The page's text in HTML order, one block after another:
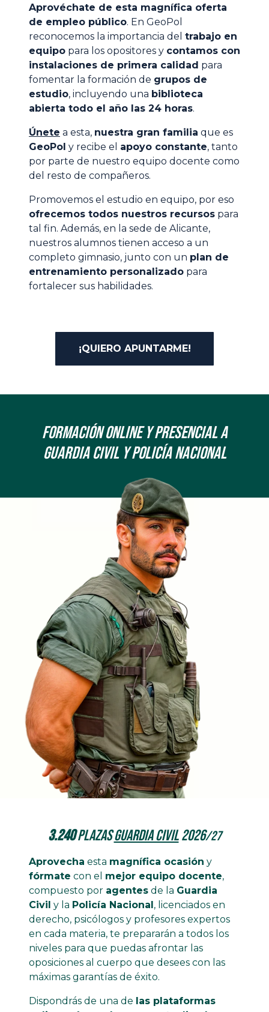
Aprovéchate de esta magnífica oferta
de empleo público. En GeoPol
reconocemos la importancia del trabajo en
equipo para los opositores y contamos con
instalaciones de primera calidad para
fomentar la formación de grupos de
estudio, incluyendo una biblioteca
abierta todo el año las 24 horas.
Únete a esta, nuestra gran familia que es
GeoPol y recibe el apoyo constante, tanto
por parte de nuestro equipo docente como
del resto de compañeros.
Promovemos el estudio en equipo, por eso
ofrecemos todos nuestros recursos para
tal fin. Además, en la sede de Alicante,
nuestros alumnos tienen acceso a un
completo gimnasio, junto con un plan de
entrenamiento personalizado para
fortalecer sus habilidades.
¡QUIERO APUNTARME!
Formación onLine y Presencial a
Guardia Civil y Policía Nacional
3.240plazasGuardia Civil2026/27
Aprovecha esta magnífica ocasión y
fórmate con el mejor equipo docente,
compuesto por agentes de la Guardia
Civil y la Policía Nacional , licenciados en
derecho, psicólogos y profesores expertos
en cada materia, te prepararán a todos los
niveles para que puedas afrontar las
oposiciones al cuerpo que desees con las
máximas garantías de éxito.
Dispondrás de una de las plataformas